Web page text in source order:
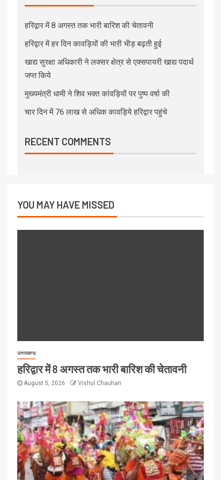
हरिद्वार में 8 अगस्त तक भारी बारिश की चेतावनी
हरिद्वार में हर दिन कावड़ियों की भारी भीड़ बढ़ती हुई
खाद्य सुरक्षा अधिकारी ने लक्सर क्षेत्र से एक्सपायरी खाद्य पदार्थ
जप्त किये
मुख्यमंत्री धामी ने शिव भक्त कांवड़ियों पर पुष्प वर्षा की
चार दिन में 76 लाख से अधिक कावड़िये हरिद्वार पहुंचे
RECENT COMMENTS
YOU MAY HAVE MISSED
उत्तराखण्ड
हरिद्वार में 8 अगस्त तक भारी बारिश की चेतावनी
August 5, 2026 Vishul Chauhan